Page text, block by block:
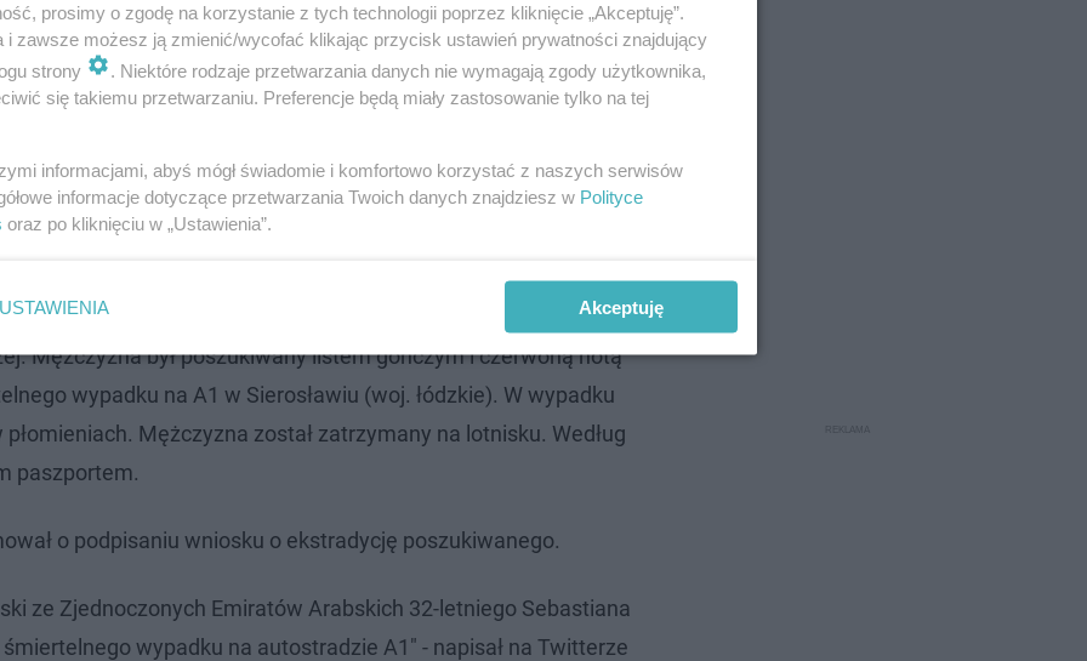
i będzie tak długo aktualny, dopóki mój klient będzie
w tej sprawie.
BMW!
w Dubaju. W jego zatrzymaniu uczestniczyli polscy
Mężczyzna był poszukiwany listem gończym i czerwoną notą
wypadku na A1 w Sierosławiu (woj. łódzkie). W wypadku
Mężczyzna został zatrzymany na lotnisku. Według
paszportem.
o podpisaniu wniosku o ekstradycję poszukiwanego.
ze Zjednoczonych Emiratów Arabskich 32-letniego Sebastiana
wypadku na autostradzie A1" - napisał na Twitterze
prosimy o zgodę na korzystanie z tych technologii poprzez kliknięcie „Akceptuję”.
i zawsze możesz ją zmienić/wycofać klikając przycisk ustawień prywatności znajdujący
strony
. Niektóre rodzaje przetwarzania danych nie wymagają zgody użytkownika,
się takiemu przetwarzaniu. Preferencje będą miały zastosowanie tylko na tej
informacjami, abyś mógł świadomie i komfortowo korzystać z naszych serwisów
informacje dotyczące przetwarzania Twoich danych znajdziesz w Polityce
oraz po kliknięciu w „Ustawienia”.
USTAWIENIA Akceptuję